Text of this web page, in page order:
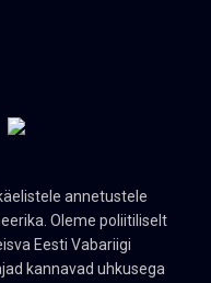
annetustele
Oleme poliitiliselt
Eesti Vabariigi
kannavad uhkusega